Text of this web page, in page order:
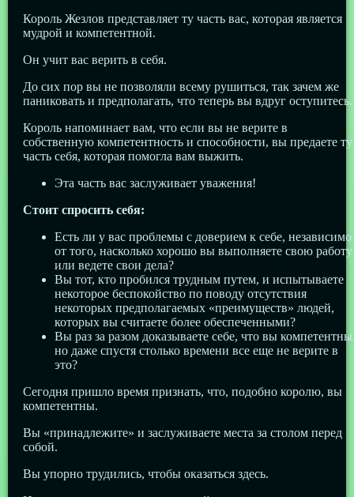
Король Жезлов представляет ту часть вас, которая является
мудрой и компетентной.
Он учит вас верить в себя.
До сих пор вы не позволяли всему рушиться, так зачем же
паниковать и предполагать, что теперь вы вдруг оступитесь.
Король напоминает вам, что если вы не верите в
собственную компетентность и способности, вы предаете ту
часть себя, которая помогла вам выжить.
Эта часть вас заслуживает уважения!
Стоит спросить себя:
Есть ли у вас проблемы с доверием к себе, независимо
от того, насколько хорошо вы выполняете свою работу
или ведете свои дела?
Вы тот, кто пробился трудным путем, и испытываете
некоторое беспокойство по поводу отсутствия
некоторых предполагаемых «преимуществ» людей,
которых вы считаете более обеспеченными?
Вы раз за разом доказываете себе, что вы
но даже спустя столько времени все еще не верите в
это?
Сегодня пришло время признать, что, подобно королю, вы
компетентны.
Вы «принадлежите» и заслуживаете места за столом перед
собой.
Вы упорно трудились, чтобы оказаться здесь.